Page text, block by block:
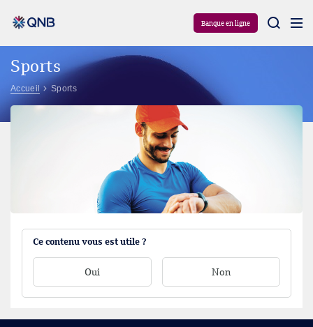
Banque en ligne
Sports
Accueil Sports
Ce contenu vous est utile ?
Oui Non